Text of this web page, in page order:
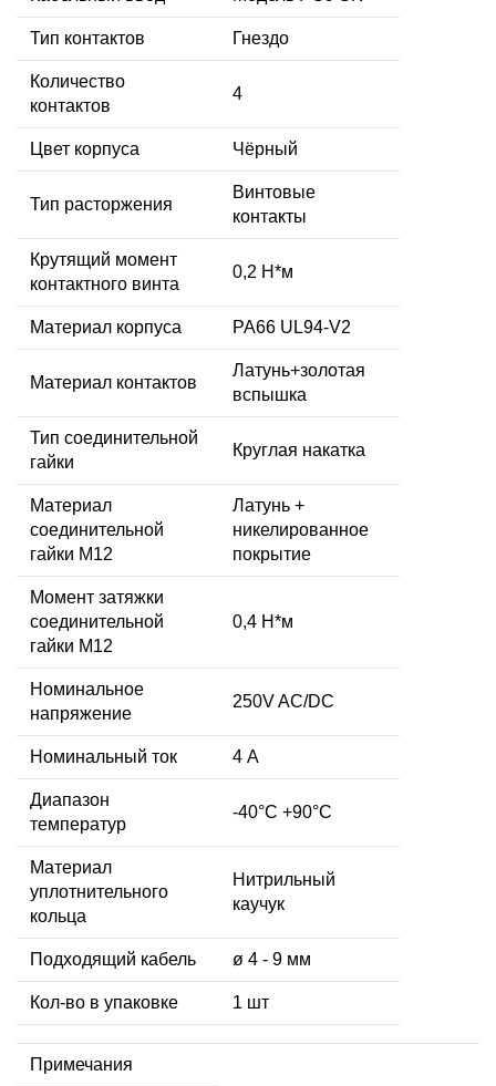
Тип контактов Гнездо
Количество
контактов
4
Цвет корпуса Чёрный
Тип расторжения
Винтовые
контакты
Крутящий момент
контактного винта
0,2 Н*м
Материал корпуса PA66 UL94-V2
Материал контактов
Латунь+золотая
вспышка
Тип соединительной
гайки
Круглая накатка
Материал
соединительной
гайки M12
Латунь +
никелированное
покрытие
Момент затяжки
соединительной
гайки M12
0,4 Н*м
Номинальное
напряжение
250V AC/DC
Номинальный ток 4 А
Диапазон
температур
-40°C +90°C
Материал
уплотнительного
кольца
Нитрильный
каучук
Подходящий кабель ø 4 - 9 мм
Кол-во в упаковке 1 шт
Примечания